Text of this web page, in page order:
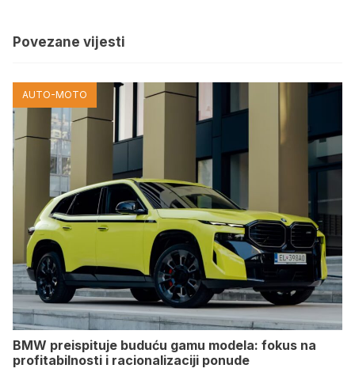
Povezane vijesti
AUTO-MOTO
BMW preispituje buduću gamu modela: fokus na
profitabilnosti i racionalizaciji ponude